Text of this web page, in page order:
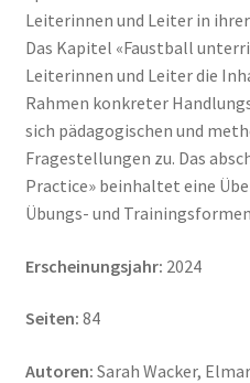
Leiterinnen und Leiter in
Das Kapitel «Faustball
Leiterinnen und Leiter die
Rahmen konkreter
sich pädagogischen und
Fragestellungen zu. Das
Practice» beinhaltet eine
Übungs- und
Erscheinungsjahr: 2024
Seiten: 84
Autoren: Sarah Wacker,